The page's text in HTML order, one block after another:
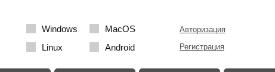
Windows
MacOS
Linux
Android
Авторизация
Регистрация